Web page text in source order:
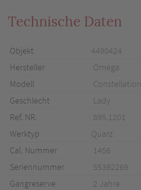
Technische Daten
Objekt
4490424
Hersteller
Omega
Modell
Constellation
Geschlecht
Lady
Ref. NR.
895.1201
Werktyp
Quarz
Cal. Nummer
1456
Seriennummer
55392269
Gangreserve
2 Jahre